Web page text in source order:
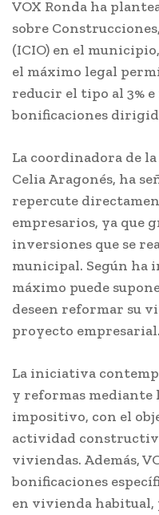
VOX Ronda ha
sobre
(ICIO) en el
el máximo legal
reducir el tipo al 3%
bonificaciones
La coordinadora de
Celia Aragonés, ha
repercute
empresarios, ya que
inversiones que se
municipal. Según ha
máximo puede
deseen reformar su
proyecto empresarial.
La iniciativa
y reformas mediante
impositivo, con el
actividad
viviendas. Además,
bonificaciones
en vivienda habitual,